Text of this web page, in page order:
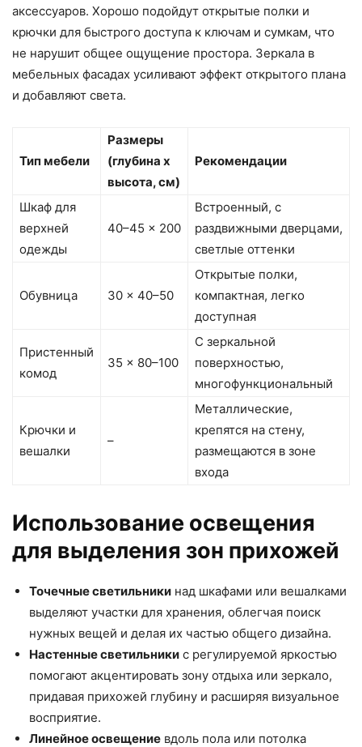
аксессуаров. Хорошо подойдут открытые полки и
крючки для быстрого доступа к ключам и сумкам, что
не нарушит общее ощущение простора. Зеркала в
мебельных фасадах усиливают эффект открытого плана
и добавляют света.
Тип мебели
Размеры
(глубина x
высота, см)
Рекомендации
Шкаф для
верхней
одежды
40–45 x 200
Встроенный, с
раздвижными дверцами,
светлые оттенки
Обувница 30 x 40–50
Открытые полки,
компактная, легко
доступная
Пристенный
комод
35 x 80–100
С зеркальной
поверхностью,
многофункциональный
Крючки и
вешалки
–
Металлические,
крепятся на стену,
размещаются в зоне
входа
Использование освещения
для выделения зон прихожей
Точечные светильники над шкафами или вешалками
выделяют участки для хранения, облегчая поиск
нужных вещей и делая их частью общего дизайна.
Настенные светильники с регулируемой яркостью
помогают акцентировать зону отдыха или зеркало,
придавая прихожей глубину и расширяя визуальное
восприятие.
Линейное освещение вдоль пола или потолка